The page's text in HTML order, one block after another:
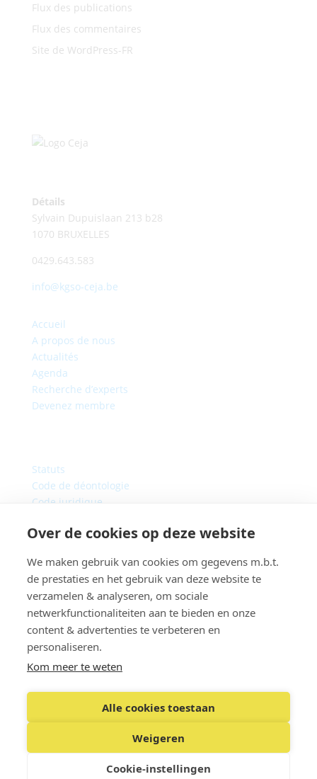
Flux des publications
Flux des commentaires
Site de WordPress-FR
Détails
Sylvain Dupuislaan 213 b28
1070 BRUXELLES
0429.643.583
info@kgso-ceja.be
Accueil
A propos de nous
Actualités
Agenda
Recherche d’experts
Devenez membre
Statuts
Code de déontologie
Code juridique
Contact
Site web par
Over de cookies op deze website
We maken gebruik van cookies om gegevens m.b.t.
de prestaties en het gebruik van deze website te
verzamelen & analyseren, om sociale
netwerkfunctionaliteiten aan te bieden en onze
content & advertenties te verbeteren en
personaliseren.
Kom meer te weten
Alle cookies toestaan
Weigeren
Cookie-instellingen